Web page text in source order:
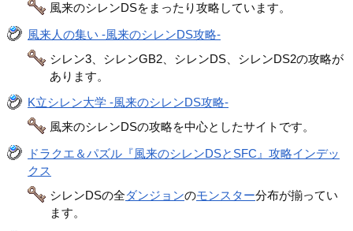
風来のシレンDSをまったり攻略しています。
風来人の集い -風来のシレンDS攻略-
シレン3、シレンGB2、シレンDS、シレンDS2の攻略が
あります。
K立シレン大学 -風来のシレンDS攻略-
風来のシレンDSの攻略を中心としたサイトです。
ドラクエ＆パズル『風来のシレンDSとSFC』攻略インデッ
クス
シレンDSの全ダンジョンのモンスター分布が揃ってい
ます。